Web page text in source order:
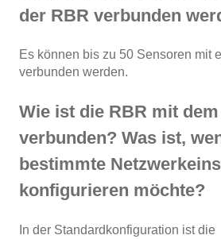
der RBR verbunden
Es können bis zu 50 Sensoren mit
verbunden werden.
Wie ist die RBR mit
verbunden? Was ist,
bestimmte
konfigurieren möchte?
In der Standardkonfiguration ist die